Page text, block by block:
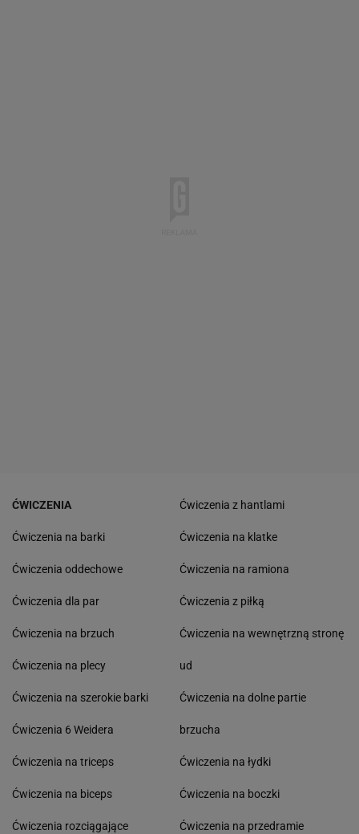
ĆWICZENIA
Ćwiczenia na barki
Ćwiczenia oddechowe
Ćwiczenia dla par
Ćwiczenia na brzuch
Ćwiczenia na plecy
Ćwiczenia na szerokie barki
Ćwiczenia 6 Weidera
Ćwiczenia na triceps
Ćwiczenia na biceps
Ćwiczenia rozciągające
Ćwiczenia z hantlami
Ćwiczenia na klatke
Ćwiczenia na ramiona
Ćwiczenia z piłką
Ćwiczenia na wewnętrzną stronę
ud
Ćwiczenia na dolne partie
brzucha
Ćwiczenia na łydki
Ćwiczenia na boczki
Ćwiczenia na przedramie